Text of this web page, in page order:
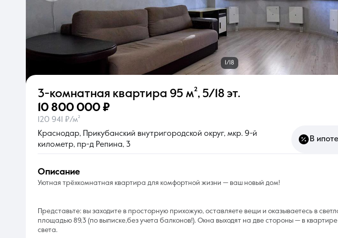
О компании
1/18
3-комнатная квартира 95 м², 5/18 эт.
10 800 000 ₽
120 941 ₽/м²
Краснодар, Прикубанский внутригородской округ, мкр. 9-й
километр, пр-д Репина, 3
В
описание
Уютная трёхкомнатная квартира для комфортной жизни — ваш новый дом!
Представьте: вы заходите в просторную прихожую, оставляете вещи и оказываетесь в
площадью 89,3 (по выписке,без учета балконов!). Окна выходят на две стороны — в квартире
света.